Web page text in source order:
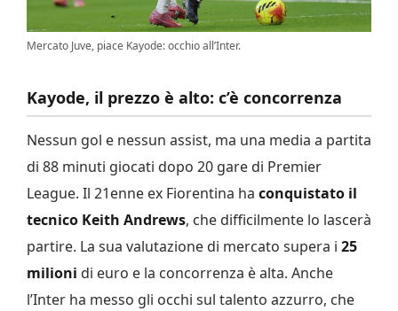
Mercato Juve, piace Kayode: occhio all’Inter.
Kayode, il prezzo è alto: c’è concorrenza
Nessun gol e nessun assist, ma una media a partita
di 88 minuti giocati dopo 20 gare di Premier
League. Il 21enne ex Fiorentina ha conquistato il
tecnico Keith Andrews, che difficilmente lo lascerà
partire. La sua valutazione di mercato supera i 25
milioni di euro e la concorrenza è alta. Anche
l’Inter ha messo gli occhi sul talento azzurro, che